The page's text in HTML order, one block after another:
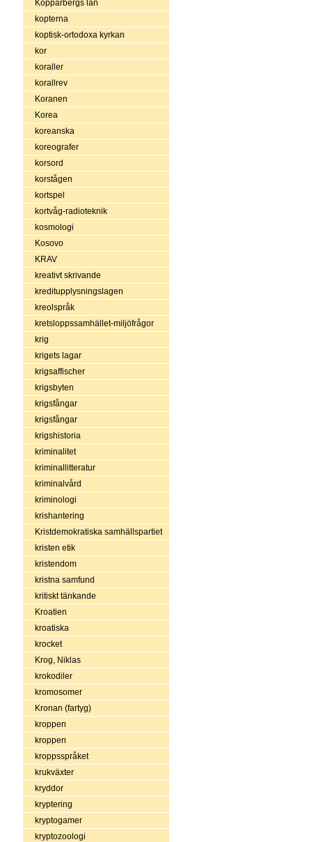
Kopparbergs län
kopterna
koptisk-ortodoxa kyrkan
kor
koraller
korallrev
Koranen
Korea
koreanska
koreografer
korsord
korstågen
kortspel
kortvåg-radioteknik
kosmologi
Kosovo
KRAV
kreativt skrivande
kreditupplysningslagen
kreolspråk
kretsloppssamhället-miljöfrågor
krig
krigets lagar
krigsaffischer
krigsbyten
krigsfångar
krigsfångar
krigshistoria
kriminalitet
kriminallitteratur
kriminalvård
kriminologi
krishantering
Kristdemokratiska samhällspartiet
kristen etik
kristendom
kristna samfund
kritiskt tänkande
Kroatien
kroatiska
krocket
Krog, Niklas
krokodiler
kromosomer
Kronan (fartyg)
kroppen
kroppen
kroppsspråket
krukväxter
kryddor
kryptering
kryptogamer
kryptozoologi